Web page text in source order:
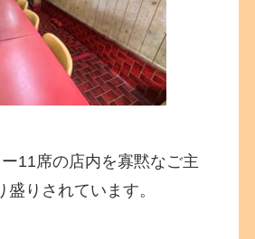
11席の店内を寡黙なご主
盛りされています。